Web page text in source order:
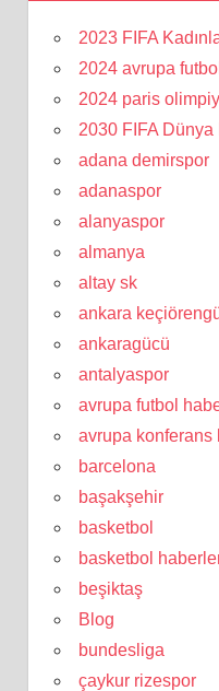
2023 FIFA
2024 avrupa
2024 paris
2030 FIFA Dünya
adana demirspor
adanaspor
alanyaspor
almanya
altay sk
ankara
ankaragücü
antalyaspor
avrupa futbol
avrupa konferans
barcelona
başakşehir
basketbol
basketbol
beşiktaş
Blog
bundesliga
çaykur rizespor